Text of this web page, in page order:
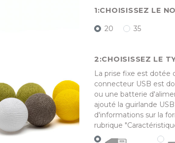
CHOISISSEZ LE
20 35
CHOISISSEZ LE
La prise fixe est dotée
connecteur USB est
ou une batterie
ajouté la guirlande
d'informations sur la
rubrique